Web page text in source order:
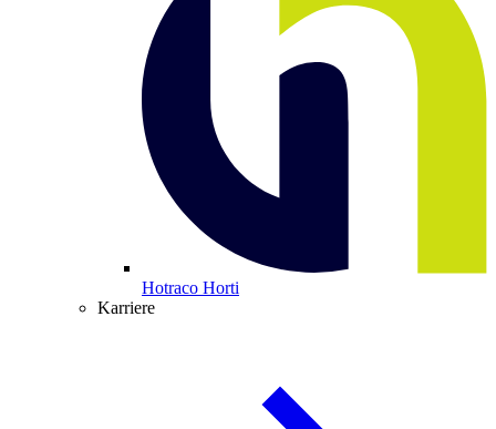
Hotraco Horti
Karriere